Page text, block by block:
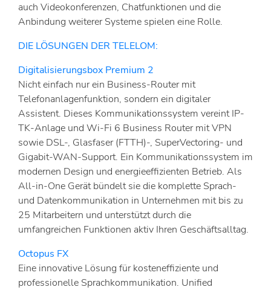
auch Videokonferenzen, Chatfunktionen und die
Anbindung weiterer Systeme spielen eine Rolle.
DIE LÖSUNGEN DER TELELOM:
Digitalisierungsbox Premium 2
Nicht einfach nur ein Business-Router mit
Telefonanlagenfunktion, sondern ein digitaler
Assistent. Dieses Kommunikationssystem vereint IP-
TK-Anlage und Wi-Fi 6 Business Router mit VPN
sowie DSL-, Glasfaser (FTTH)-, SuperVectoring- und
Gigabit-WAN-Support. Ein Kommunikationssystem im
modernen Design und energieeffizienten Betrieb. Als
All-in-One Gerät bündelt sie die komplette Sprach-
und Datenkommunikation in Unternehmen mit bis zu
25 Mitarbeitern und unterstützt durch die
umfangreichen Funktionen aktiv Ihren Geschäftsalltag.
Octopus FX
Eine innovative Lösung für kosteneffiziente und
professionelle Sprachkommunikation. Unified